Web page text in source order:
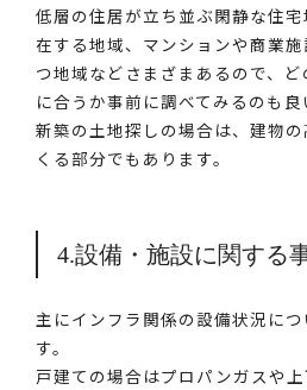
低層の住居が立ち並ぶ閑静な住
在する地域、マンションや商業
つ地域などさまざまあるので、
に合うか事前に調べてみるのも良
新築の土地探しの場合は、建物
くる部分でもあります。
4.設備・施設に関する
主にインフラ関係の設備状況に
す。
戸建ての場合はプロパンガスや